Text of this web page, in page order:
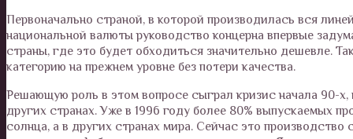
Первоначально страной, в которой производилась вся
национальной валюты руководство концерна впервые
страны, где это будет обходиться значительно дешевле.
категорию на прежнем уровне без потери качества.
Решающую роль в этом вопросе сыграл кризис начала 90-
других странах. Уже в 1996 году более 80% выпускаемых
солнца, а в других странах мира. Сейчас это